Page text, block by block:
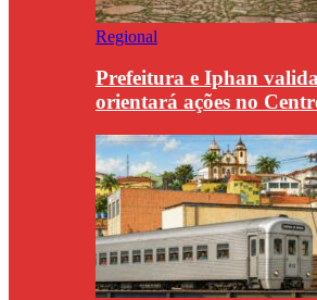
Regional
Prefeitura e Iphan
orientará ações no